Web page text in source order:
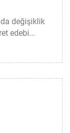
değişiklik
edebi...